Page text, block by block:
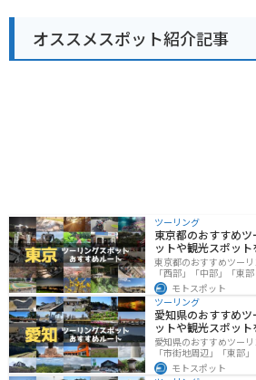
の休憩場所としてもおすす
は、滝山城跡や、高尾山な
いるので、観光拠点としても活用
オススメスポット紹介記事
ツーリング
東京都のおすすめ
ットや観光スポッ
東京都のおすすめツー
「西部」「中部」「東
ます。西に行けば奥多
トと、自然も街も楽し
イクで東京都にツーリ
い。
モトスポット
ツーリング
愛知県のおすすめ
ットや観光スポッ
愛知県のおすすめツー
「市街地周辺」「東部
のルート紹介します。
山、海、美術館なども
モトスポット